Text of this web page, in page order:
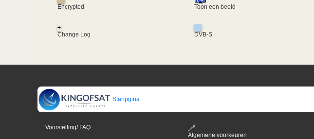
Encrypted Toon een beeld
+
Change Log
DVB-S
Startpgina
Voorstelling/ FAQ
Algemene voorkeuren